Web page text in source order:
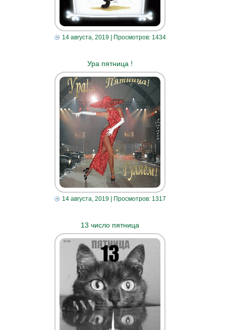
14 августа, 2019| Просмотров: 1434
Ура пятница !
14 августа, 2019| Просмотров: 1317
13 число пятница